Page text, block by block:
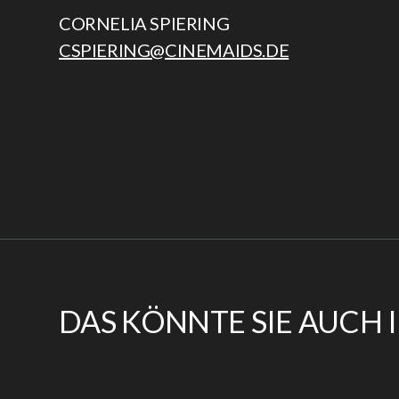
CORNELIA SPIERING
CSPIERING@CINEMAIDS.DE
DAS KÖNNTE SIE AUCH